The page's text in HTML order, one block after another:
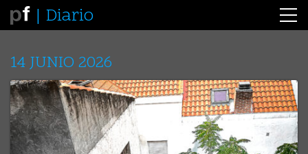
Diario
14 JUNIO 2026